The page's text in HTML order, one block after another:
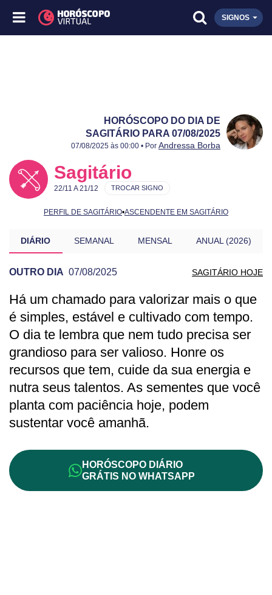
SIGNOS
HORÓSCOPO DO DIA DE
SAGITÁRIO PARA 07/08/2025
Publicado:
07/08/2025
Atualizado:
07/08/2025
07/08/2025 às 00:00 • Por Andressa Borba
Sagitário
22/11 A 21/12
PERFIL DE SAGITÁRIO•ASCENDENTE EM SAGITÁRIO
TROCAR SIGNO
DIÁRIO SEMANAL MENSAL ANUAL (2026)
OUTRO DIA 07/08/2025 SAGITÁRIO HOJE
PREVISÃO DE SAGITÁRIO PARA
Há um chamado para valorizar mais o que
é simples, estável e cultivado com tempo.
O dia te lembra que nem tudo precisa ser
grandioso para ser valioso. Honre os
recursos que tem, cuide da sua energia e
nutra seus talentos. As sementes que você
planta com paciência hoje, podem
sustentar você amanhã.
HORÓSCOPO DIÁRIO
GRÁTIS NO WHATSAPP